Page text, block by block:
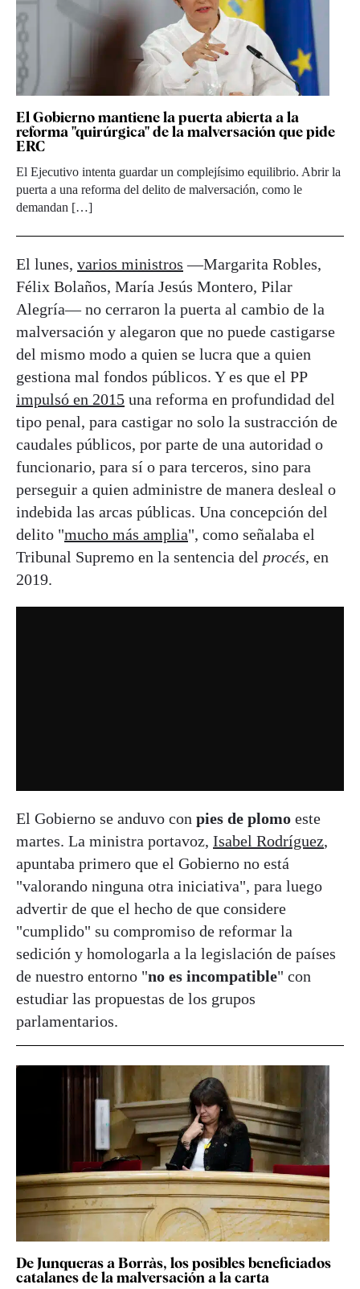
El Gobierno mantiene la puerta abierta a la
reforma "quirúrgica" de la malversación que pide
ERC
El Ejecutivo intenta guardar un complejísimo equilibrio. Abrir la
puerta a una reforma del delito de malversación, como le
demandan […]
El lunes, varios ministros —Margarita Robles,
Félix Bolaños, María Jesús Montero, Pilar
Alegría— no cerraron la puerta al cambio de la
malversación y alegaron que no puede castigarse
del mismo modo a quien se lucra que a quien
gestiona mal fondos públicos. Y es que el PP
impulsó en 2015 una reforma en profundidad del
tipo penal, para castigar no solo la sustracción de
caudales públicos, por parte de una autoridad o
funcionario, para sí o para terceros, sino para
perseguir a quien administre de manera desleal o
indebida las arcas públicas. Una concepción del
delito "mucho más amplia", como señalaba el
Tribunal Supremo en la sentencia del procés, en
2019.
El Gobierno se anduvo con pies de plomo este
martes. La ministra portavoz, Isabel Rodríguez,
apuntaba primero que el Gobierno no está
"valorando ninguna otra iniciativa", para luego
advertir de que el hecho de que considere
"cumplido" su compromiso de reformar la
sedición y homologarla a la legislación de países
de nuestro entorno "no es incompatible" con
estudiar las propuestas de los grupos
parlamentarios.
De Junqueras a Borràs, los posibles beneficiados
catalanes de la malversación a la carta